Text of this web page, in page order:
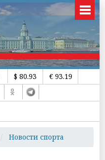
$ 80.93 € 93.19
Новости спорта